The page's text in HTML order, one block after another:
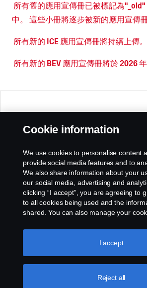
所有舊的應用宣傳冊已被標記為
中。 這些小冊將逐步被新的應用宣傳冊
所有新的 ICE 應用宣傳冊將持續上傳。
所有新的 BEV 應用宣傳冊將於 2026
🠄 Collapse
Cookie information
We use cookies to personalise content
provide social media features and to
We also share information about your
our social media, advertising and
clicking “I accept”, you are agreeing to
to all cookies being used and the
shared. You can also manage your
like to accept. For a more detailed
use cookies, please visit our cookies
Reject all
I accept